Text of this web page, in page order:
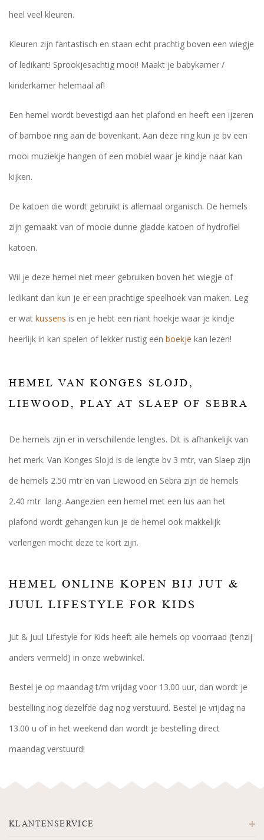
heel veel kleuren.
Kleuren zijn fantastisch en staan echt prachtig boven een wiegje
of ledikant! Sprookjesachtig mooi! Maakt je babykamer /
kinderkamer helemaal af!
Een hemel wordt bevestigd aan het plafond en heeft een ijzeren
of bamboe ring aan de bovenkant. Aan deze ring kun je bv een
mooi muziekje hangen of een mobiel waar je kindje naar kan
kijken.
De katoen die wordt gebruikt is allemaal organisch. De hemels
zijn gemaakt van of mooie dunne gladde katoen of hydrofiel
katoen.
Wil je deze hemel niet meer gebruiken boven het wiegje of
ledikant dan kun je er een prachtige speelhoek van maken. Leg
er wat kussens is en je hebt een riant hoekje waar je kindje
heerlijk in kan spelen of lekker rustig een boekje kan lezen!
HEMEL VAN KONGES SLOJD,
LIEWOOD, PLAY AT SLAEP OF SEBRA
De hemels zijn er in verschillende lengtes. Dit is afhankelijk van
het merk. Van Konges Slojd is de lengte bv 3 mtr, van Slaep zijn
de hemels 2.50 mtr en van Liewood en Sebra zijn de hemels
2.40 mtr lang. Aangezien een hemel met een lus aan het
plafond wordt gehangen kun je de hemel ook makkelijk
verlengen mocht deze te kort zijn.
HEMEL ONLINE KOPEN BIJ JUT &
JUUL LIFESTYLE FOR KIDS
Jut & Juul Lifestyle for Kids heeft alle hemels op voorraad (tenzij
anders vermeld) in onze webwinkel.
Bestel je op maandag t/m vrijdag voor 13.00 uur, dan wordt je
bestelling nog dezelfde dag nog verstuurd. Bestel je vrijdag na
13.00 u of in het weekend dan wordt je bestelling direct
maandag verstuurd!
KLANTENSERVICE